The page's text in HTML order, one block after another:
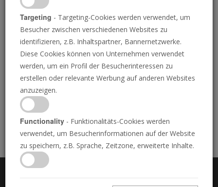
Download MP3 (16.62 Mb)
Weitere Podcasts
Entwickelt Deutschland heimlich
Massenvernichtungswaffen?
Vorsicht vor falscher Bekehrung
Das Praktischste auf der Welt
Ihre tägliche Pilgerreise
Targeting - Targeting-Cookies werden verwendet, um
Besucher zwischen verschiedenen Websites zu
identifizieren, z.B. Inhaltspartner, Bannernetzwerke.
Diese Cookies können von Unternehmen verwendet
werden, um ein Profil der Besucherinteressen zu
erstellen oder relevante Werbung auf anderen Websites
anzuzeigen.
Functionality - Funktionalitäts-Cookies werden
verwendet, um Besucherinformationen auf der Website
zu speichern, z.B. Sprache, Zeitzone, erweiterte Inhalte.